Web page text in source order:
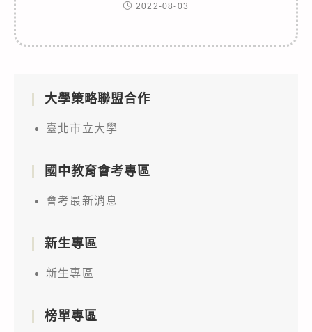
2022-08-03
大學策略聯盟合作
臺北市立大學
國中教育會考專區
會考最新消息
新生專區
新生專區
榜單專區